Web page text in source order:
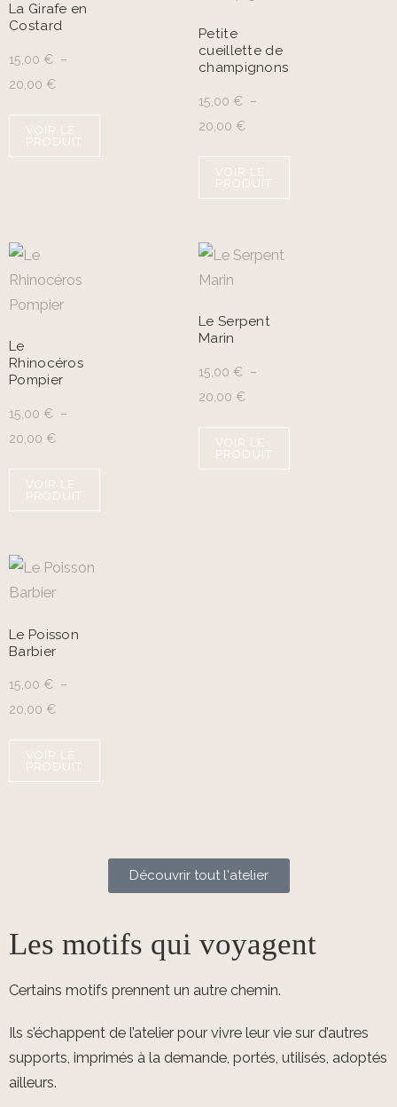
La Girafe en
Costard
15,00 € –
20,00 €
VOIR LE
PRODUIT
Petite
cueillette de
champignons
15,00 € –
20,00 €
VOIR LE
PRODUIT
Le
Rhinocéros
Pompier
15,00 € –
20,00 €
VOIR LE
PRODUIT
Le Serpent
Marin
15,00 € –
20,00 €
VOIR LE
PRODUIT
Le Poisson
Barbier
15,00 € –
20,00 €
VOIR LE
PRODUIT
Découvrir tout l'atelier
Les motifs qui voyagent
Certains motifs prennent un autre chemin.
Ils s’échappent de l’atelier pour vivre leur vie sur d’autres
supports, imprimés à la demande, portés, utilisés, adoptés
ailleurs.